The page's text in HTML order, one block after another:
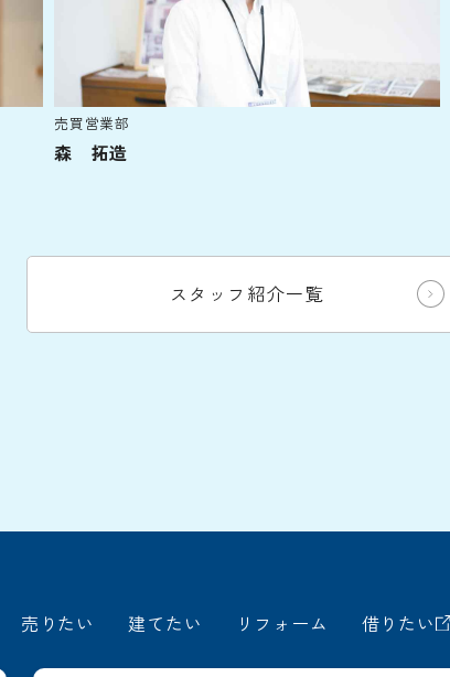
売買営業部
森 拓造
スタッフ紹介一覧
売りたい 建てたい リフォーム 借りたい